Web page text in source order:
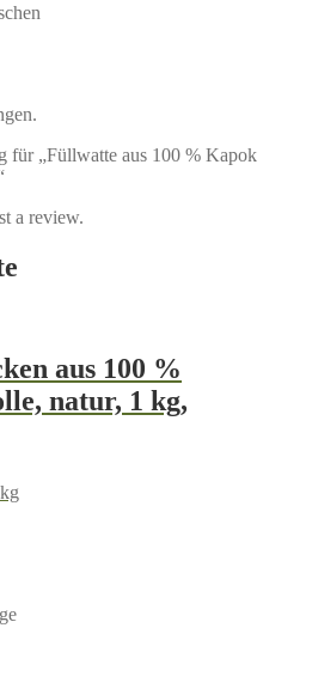
für „Füllwatte aus 100 % Kapok
a review.
aus 100 %
natur, 1 kg,
kg